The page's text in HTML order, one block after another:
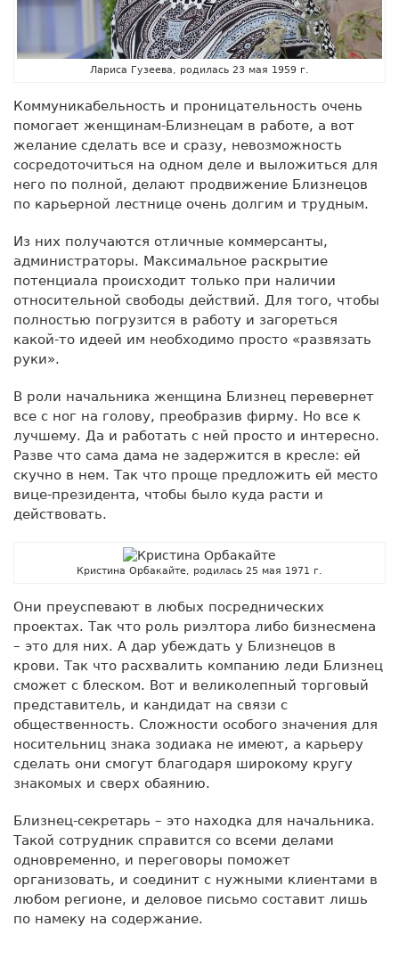
Лариса Гузеева, родилась 23 мая 1959 г.
Коммуникабельность и проницательность очень
помогает женщинам-Близнецам в работе, а вот
желание сделать все и сразу, невозможность
сосредоточиться на одном деле и выложиться для
него по полной, делают продвижение Близнецов
по карьерной лестнице очень долгим и трудным.
Из них получаются отличные коммерсанты,
администраторы. Максимальное раскрытие
потенциала происходит только при наличии
относительной свободы действий. Для того, чтобы
полностью погрузится в работу и загореться
какой-то идеей им необходимо просто «развязать
руки».
В роли начальника женщина Близнец перевернет
все с ног на голову, преобразив фирму. Но все к
лучшему. Да и работать с ней просто и интересно.
Разве что сама дама не задержится в кресле: ей
скучно в нем. Так что проще предложить ей место
вице-президента, чтобы было куда расти и
действовать.
Кристина Орбакайте, родилась 25 мая 1971 г.
Они преуспевают в любых посреднических
проектах. Так что роль риэлтора либо бизнесмена
– это для них. А дар убеждать у Близнецов в
крови. Так что расхвалить компанию леди Близнец
сможет с блеском. Вот и великолепный торговый
представитель, и кандидат на связи с
общественность. Сложности особого значения для
носительниц знака зодиака не имеют, а карьеру
сделать они смогут благодаря широкому кругу
знакомых и сверх обаянию.
Близнец-секретарь – это находка для начальника.
Такой сотрудник справится со всеми делами
одновременно, и переговоры поможет
организовать, и соединит с нужными клиентами в
любом регионе, и деловое письмо составит лишь
по намеку на содержание.